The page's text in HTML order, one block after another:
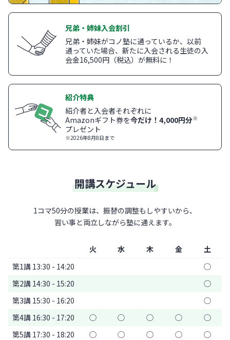
兄弟・姉妹入会割引
兄弟・姉妹がコノ塾に通っているか、以前
通っていた場合、新たに入会される生徒の入
会金16,500円（税込）が無料に！
紹介特典
紹介者と入会者それぞれに
Amazonギフト券を今だけ！4,000円分※
プレゼント
※2026年8月8日まで
開講スケジュール
1コマ50分の授業は、振替の調整もしやすいから、
習い事と両立しながら塾に通えます。
火 水 木 金
土
第1講 13:30 - 14:20
◯
第2講 14:30 - 15:20
◯
第3講 15:30 - 16:20
◯
第4講 16:30 - 17:20
◯ ◯ ◯ ◯
◯
第5講 17:30 - 18:20
◯ ◯ ◯ ◯ ◯